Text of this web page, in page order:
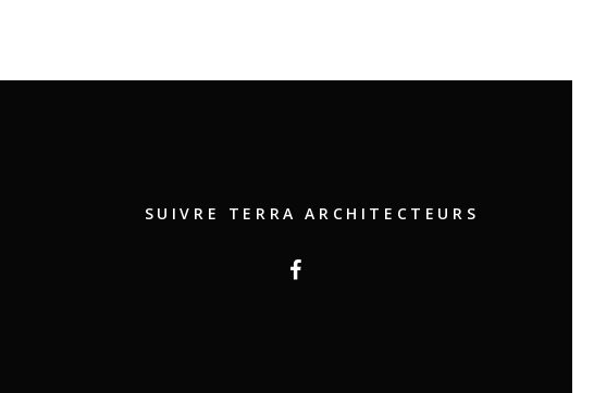
SUIVRE TERRA ARCHITECTEURS